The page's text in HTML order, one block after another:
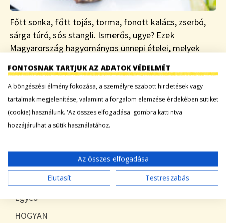
Főtt sonka, főtt tojás, torma, fonott kalács, zserbó,
sárga túró, sós stangli. Ismerős, ugye? Ezek
Magyarország hagyományos ünnepi ételei, melyek
minden családban megtalálhatóak évről-évre húsvét
tájékán, nem kis feladatot adva…
Tovább a bejegyzéshez
KATEGÓRIÁK
Egyéb
HOGYAN
FONTOSNAK TARTJUK AZ ADATOK VÉDELMÉT
A böngészési élmény fokozása, a személyre szabott hirdetések vagy
tartalmak megjelenítése, valamint a forgalom elemzése érdekében sütiket
(cookie) használunk. 'Az összes elfogadása' gombra kattintva
hozzájárulhat a sütik használatához.
Az összes elfogadása
Elutasít
Testreszabás